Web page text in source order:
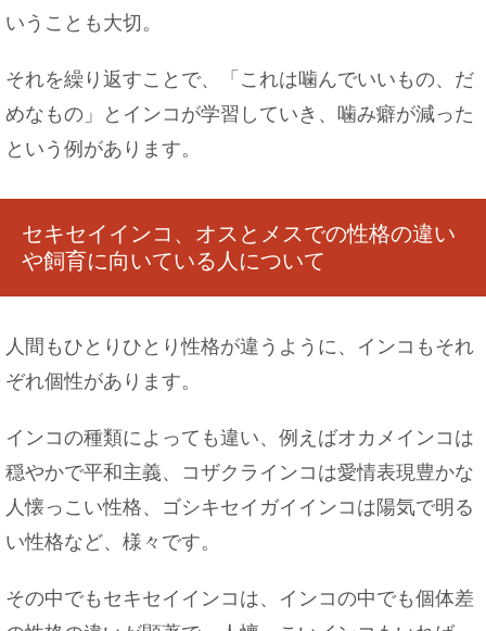
いうことも大切。
それを繰り返すことで、「これは噛んでいいもの、だ
めなもの」とインコが学習していき、噛み癖が減った
という例があります。
セキセイインコ、オスとメスでの性格の違い
や飼育に向いている人について
人間もひとりひとり性格が違うように、インコもそれ
ぞれ個性があります。
インコの種類によっても違い、例えばオカメインコは
穏やかで平和主義、コザクラインコは愛情表現豊かな
人懐っこい性格、ゴシキセイガイインコは陽気で明る
い性格など、様々です。
その中でもセキセイインコは、インコの中でも個体差